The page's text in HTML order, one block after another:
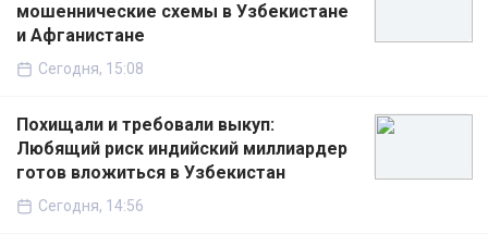
мошеннические схемы в Узбекистане
и Афганистане
Сегодня, 15:08
Похищали и требовали выкуп:
Любящий риск индийский миллиардер
готов вложиться в Узбекистан
Сегодня, 14:56